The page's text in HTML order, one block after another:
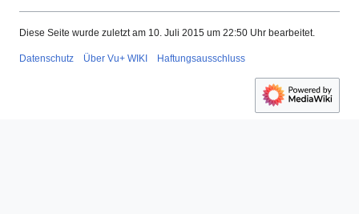
Diese Seite wurde zuletzt am 10. Juli 2015 um 22:50 Uhr bearbeitet.
Datenschutz Über Vu+ WIKI Haftungsausschluss